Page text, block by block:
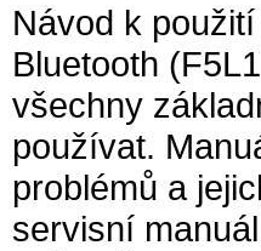
Návod k
Bluetooth
všechny
používat.
problémů a
servisní